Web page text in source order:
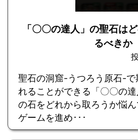
「〇〇の達人」の聖石は
るべきか
聖石の洞窟-うつろう原石-で
れることができる「〇〇の
の石をどれから取ろうか悩
ゲームを進め･･･